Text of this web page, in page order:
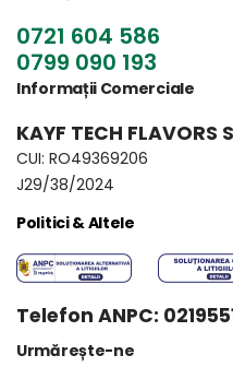
0721 604 586
0799 090 193
Informații Comerciale
KAYF TECH FLAVORS
CUI: RO49369206
J29/38/2024
Politici & Altele
Telefon ANPC:
Urmărește-ne